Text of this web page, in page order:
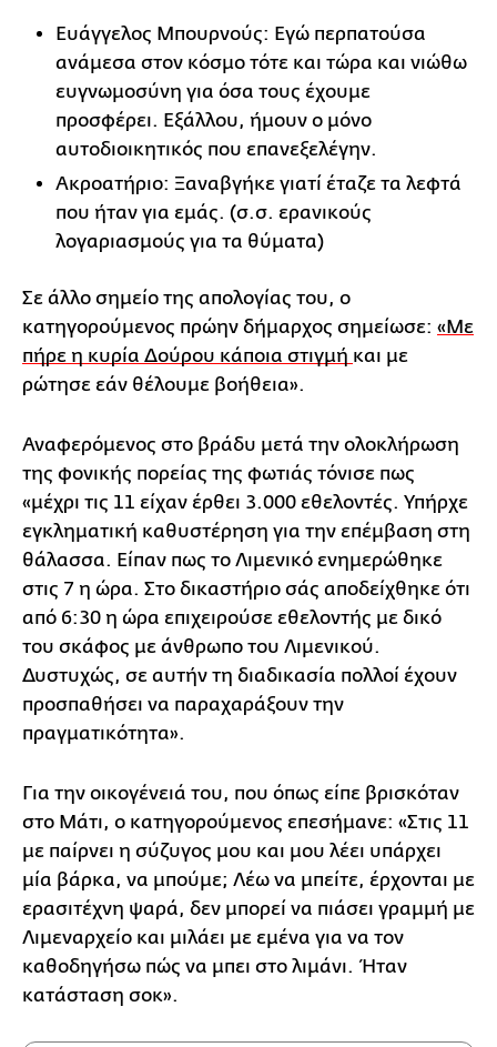
Ευάγγελος Μπουρνούς: Εγώ περπατούσα
ανάμεσα στον κόσμο τότε και τώρα και νιώθω
ευγνωμοσύνη για όσα τους έχουμε
προσφέρει. Εξάλλου, ήμουν ο μόνο
αυτοδιοικητικός που επανεξελέγην.
Ακροατήριο: Ξαναβγήκε γιατί έταζε τα λεφτά
που ήταν για εμάς. (σ.σ. ερανικούς
λογαριασμούς για τα θύματα)
Σε άλλο σημείο της απολογίας του, ο
κατηγορούμενος πρώην δήμαρχος σημείωσε: «Με
πήρε η κυρία Δούρου κάποια στιγμή και με
ρώτησε εάν θέλουμε βοήθεια».
Αναφερόμενος στο βράδυ μετά την ολοκλήρωση
της φονικής πορείας της φωτιάς τόνισε πως
«μέχρι τις 11 είχαν έρθει 3.000 εθελοντές. Υπήρχε
εγκληματική καθυστέρηση για την επέμβαση στη
θάλασσα. Είπαν πως το Λιμενικό ενημερώθηκε
στις 7 η ώρα. Στο δικαστήριο σάς αποδείχθηκε ότι
από 6:30 η ώρα επιχειρούσε εθελοντής με δικό
του σκάφος με άνθρωπο του Λιμενικού.
Δυστυχώς, σε αυτήν τη διαδικασία πολλοί έχουν
προσπαθήσει να παραχαράξουν την
πραγματικότητα».
Για την οικογένειά του, που όπως είπε βρισκόταν
στο Μάτι, ο κατηγορούμενος επεσήμανε: «Στις 11
με παίρνει η σύζυγος μου και μου λέει υπάρχει
μία βάρκα, να μπούμε; Λέω να μπείτε, έρχονται με
ερασιτέχνη ψαρά, δεν μπορεί να πιάσει γραμμή με
Λιμεναρχείο και μιλάει με εμένα για να τον
καθοδηγήσω πώς να μπει στο λιμάνι. Ήταν
κατάσταση σοκ».